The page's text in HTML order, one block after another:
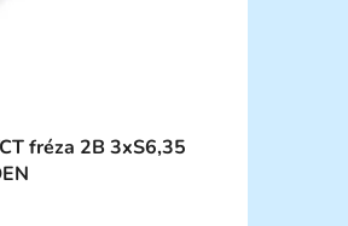
fréza 2B 3xS6,35